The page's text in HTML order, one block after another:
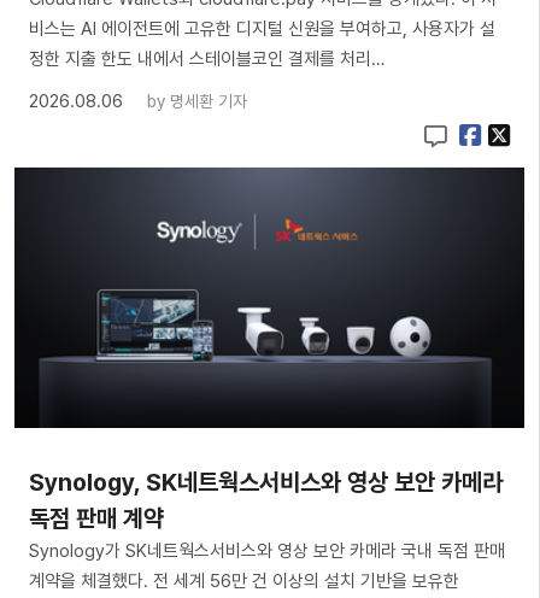
비스는 AI 에이전트에 고유한 디지털 신원을 부여하고, 사용자가 설
정한 지출 한도 내에서 스테이블코인 결제를 처리…
2026.08.06
by 명세환 기자
Synology, SK네트웍스서비스와 영상 보안 카메라
독점 판매 계약
Synology가 SK네트웍스서비스와 영상 보안 카메라 국내 독점 판매
계약을 체결했다. 전 세계 56만 건 이상의 설치 기반을 보유한